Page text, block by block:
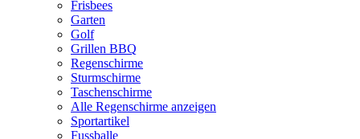
Frisbees
Garten
Golf
Grillen BBQ
Regenschirme
Sturmschirme
Taschenschirme
Alle Regenschirme anzeigen
Sportartikel
Fussballe